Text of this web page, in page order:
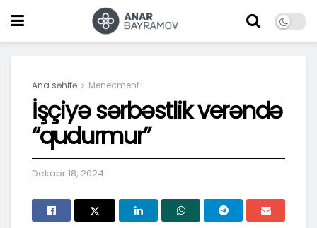
Ana səhifə Menecment
İşçiyə sərbəstlik verəndə
“qudurmur”
Dekabr 18, 2024